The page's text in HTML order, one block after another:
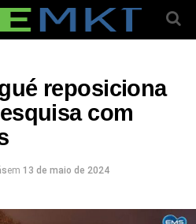
reposiciona
com
em 13 de maio de 2024